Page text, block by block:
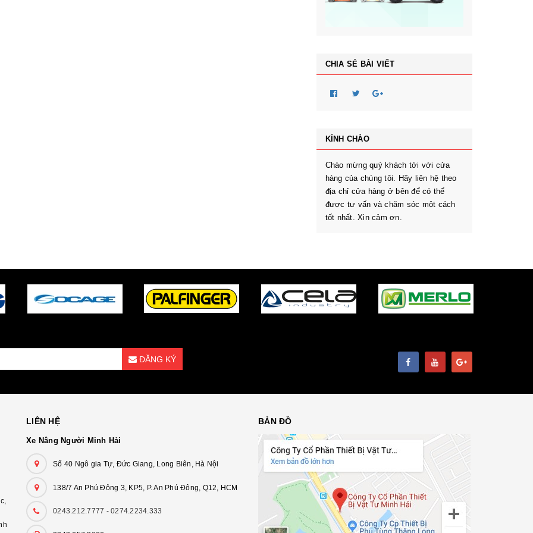
CHIA SẺ BÀI VIẾT
KÍNH CHÀO
Chào mừng quý khách tới với cửa
hàng của chúng tôi. Hãy liên hệ theo
địa chỉ cửa hàng ở bên để có thể
được tư vấn và chăm sóc một cách
tốt nhất. Xin cảm ơn.
ĐĂNG KÝ
LIÊN HỆ
Xe Nâng Người Minh Hải
Số 40 Ngô gia Tự, Đức Giang, Long Biên, Hà Nội
138/7 An Phú Đông 3, KP5, P. An Phú Đông, Q12, HCM
0243.212.7777 - 0274.2234.333
BẢN ĐỒ